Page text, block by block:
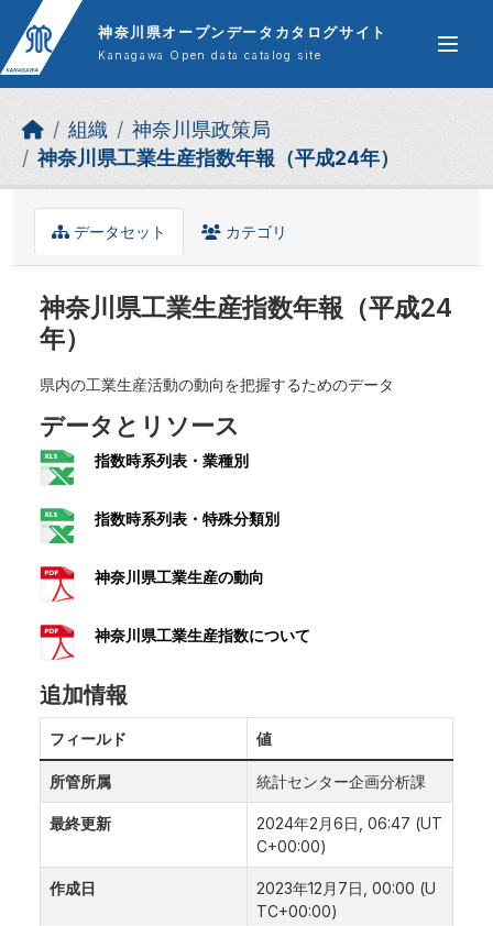
Skip to main content
神奈川県オープンデータカタログサイト
Kanagawa Open data catalog site
組織
神奈川県政策局
神奈川県工業生産指数年報（平成24年）
データセット カテゴリ
神奈川県工業生産指数年報（平成24
年）
県内の工業生産活動の動向を把握するためのデータ
データとリソース
指数時系列表・業種別
指数時系列表・特殊分類別
神奈川県工業生産の動向
神奈川県工業生産指数について
追加情報
フィールド 値
所管所属 統計センター企画分析課
最終更新
2024年2月6日, 06:47 (UT
C+00:00)
作成日
2023年12月7日, 00:00 (U
TC+00:00)